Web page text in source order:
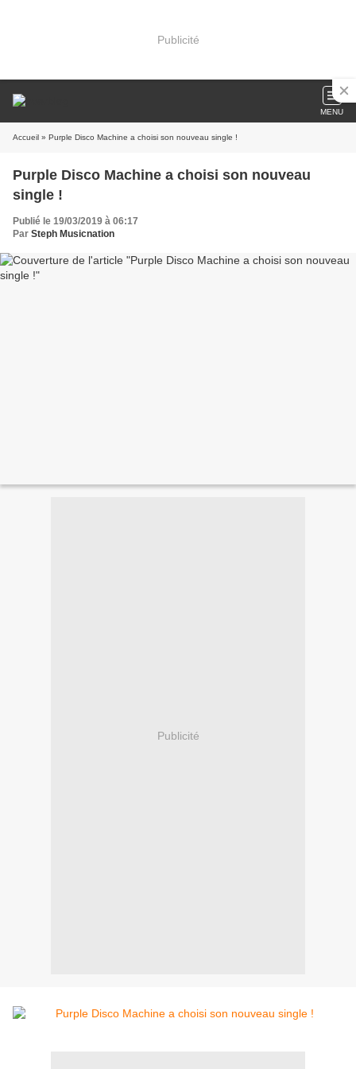
Publicité
MENU
Accueil » Purple Disco Machine a choisi son nouveau single !
Purple Disco Machine a choisi son nouveau
single !
Publié le 19/03/2019 à 06:17
Par Steph Musicnation
Publicité